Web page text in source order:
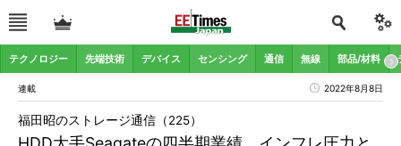
テクノロジー 先端技術 デバイス センシング 通信 無線 部品/材料
連載 2022年8月8日
福田昭のストレージ通信（225）